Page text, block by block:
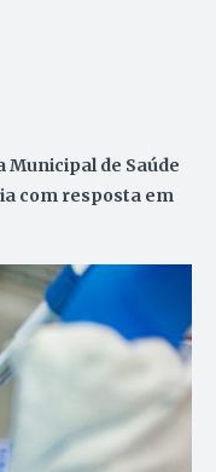
de Saúde
com resposta em